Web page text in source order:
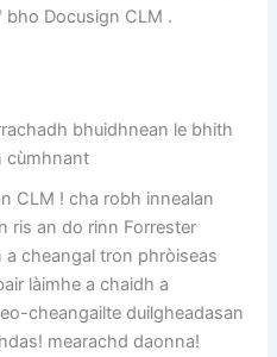
Docusign CLM .
bhuidhnean le bhith
cùmhnant
CLM ! cha robh innealan
ris an do rinn Forrester
a cheangal tron ​​phròiseas
làimhe a chaidh a
cheangailte duilgheadasan
mearachd daonna!